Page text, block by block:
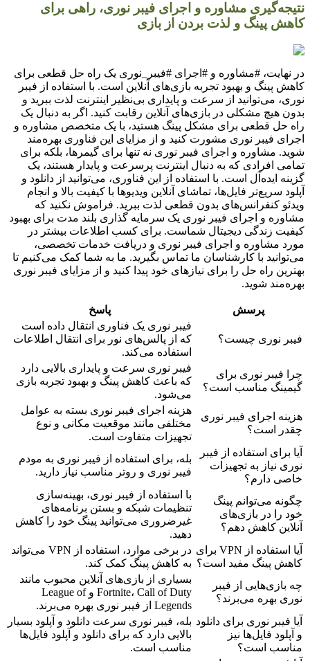
نتیجه‌گیری مشاوره و اجرای فیبر نوری، راهی برای
کاهش پینگ و لذت بردن از بازی
در نهایت، #مشاوره و #اجرای #فیبر_نوری یک راه حل قطعی برای
کاهش پینگ و بهبود تجربه بازی‌های آنلاین است. با استفاده از فیبر
نوری، می‌توانید از سرعت و پایداری بی‌نظیر اینترنت لذت ببرید و
بدون هیچ مشکلی در بازی‌های آنلاین رقابت کنید. اگر به دنبال یک
راه حل قطعی برای مشکل پینگ هستید، با یک متخصص مشاوره و
اجرای فیبر نوری مشورت کنید و از مزایای این فناوری بهره‌مند
شوید. مشاوره و اجرای فیبر نوری نه تنها برای گیمرها، بلکه برای
تمامی افرادی که به دنبال اینترنت پرسرعت و پایدار هستند، یک
گزینه ایده‌آل است. با استفاده از این فناوری، می‌توانید از دانلود و
آپلود سریع‌تر فایل‌ها، تماشای آنلاین ویدیوها با کیفیت بالا و انجام
ویدئو کنفرانس‌های بدون قطعی لذت ببرید. فراموش نکنید که
مشاوره و اجرای فیبر نوری یک سرمایه گذاری بلند مدت برای بهبود
کیفیت زندگی دیجیتال شماست. برای کسب اطلاعات بیشتر در
مورد مشاوره و اجرای فیبر نوری و دریافت خدمات تخصصی،
می‌توانید با کارشناسان ما تماس بگیرید. ما به شما کمک می‌کنیم تا
بهترین راه حل را برای نیازهای خود پیدا کنید و از مزایای فیبر نوری
بهره‌مند شوید.
پرسش پاسخ
فیبر نوری چیست؟
فیبر نوری یک فناوری انتقال داده است
که از پالس‌های نور برای انتقال اطلاعات
استفاده می‌کند.
چرا فیبر نوری برای
گیمینگ مناسب است؟
فیبر نوری سرعت و پایداری بالایی دارد
که باعث کاهش پینگ و بهبود تجربه بازی
می‌شود.
هزینه اجرای فیبر نوری
چقدر است؟
هزینه اجرای فیبر نوری بسته به عوامل
مختلفی مانند موقعیت مکانی و نوع
تجهیزات متفاوت است.
آیا برای استفاده از فیبر
نوری نیاز به تجهیزات
خاصی دارم؟
بله، برای استفاده از فیبر نوری به مودم
فیبر نوری و روتر مناسب نیاز دارید.
چگونه می‌توانم پینگ
خود را در بازی‌های
آنلاین کاهش دهم؟
با استفاده از فیبر نوری، بهینه‌سازی
تنظیمات شبکه و بستن برنامه‌های
غیرضروری می‌توانید پینگ خود را کاهش
دهید.
آیا استفاده از VPN برای
کاهش پینگ مفید است؟
در برخی موارد، استفاده از VPN می‌تواند
به کاهش پینگ کمک کند.
چه بازی‌هایی از فیبر
نوری بهره می‌برند؟
بسیاری از بازی‌های آنلاین محبوب مانند
Fortnite، Call of Duty و League of
Legends از فیبر نوری بهره می‌برند.
آیا فیبر نوری برای دانلود
و آپلود فایل‌ها نیز
مناسب است؟
بله، فیبر نوری سرعت دانلود و آپلود بسیار
بالایی دارد که برای دانلود و آپلود فایل‌ها
مناسب است.